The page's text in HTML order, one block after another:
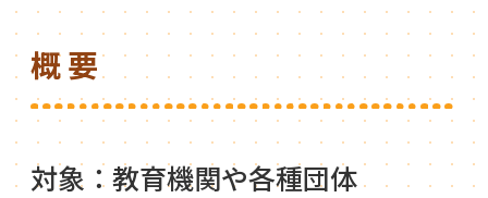
概要
対象：教育機関や各種団体